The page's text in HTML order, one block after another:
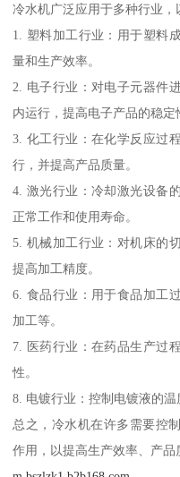
冷水机广泛应用于多种行业，
1. 塑料加工行业：用于塑料
量和生产效率。
2. 电子行业：对电子元器件
内运行，提高电子产品的稳定
3. 化工行业：在化学反应过
行，并提高产品质量。
4. 激光行业：冷却激光设备
正常工作和使用寿命。
5. 机械加工行业：对机床的
提高加工精度。
6. 食品行业：用于食品加工
加工等。
7. 医药行业：在药品生产过
性。
8. 电镀行业：控制电镀液的温
总之，冷水机在许多需要控
作用，以提高生产效率、产品